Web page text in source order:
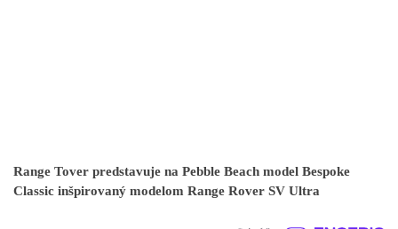
Range Tover predstavuje na Pebble Beach model Bespoke
Classic inšpirovaný modelom Range Rover SV Ultra